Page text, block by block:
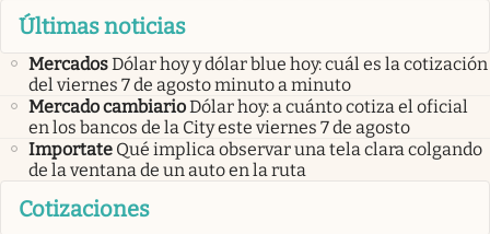
Últimas noticias
MercadosDólar hoy y dólar blue hoy: cuál es la cotización
del viernes 7 de agosto minuto a minuto
Mercado cambiarioDólar hoy: a cuánto cotiza el oficial
en los bancos de la City este viernes 7 de agosto
Importate Qué implica observar una tela clara colgando
de la ventana de un auto en la ruta
Cotizaciones